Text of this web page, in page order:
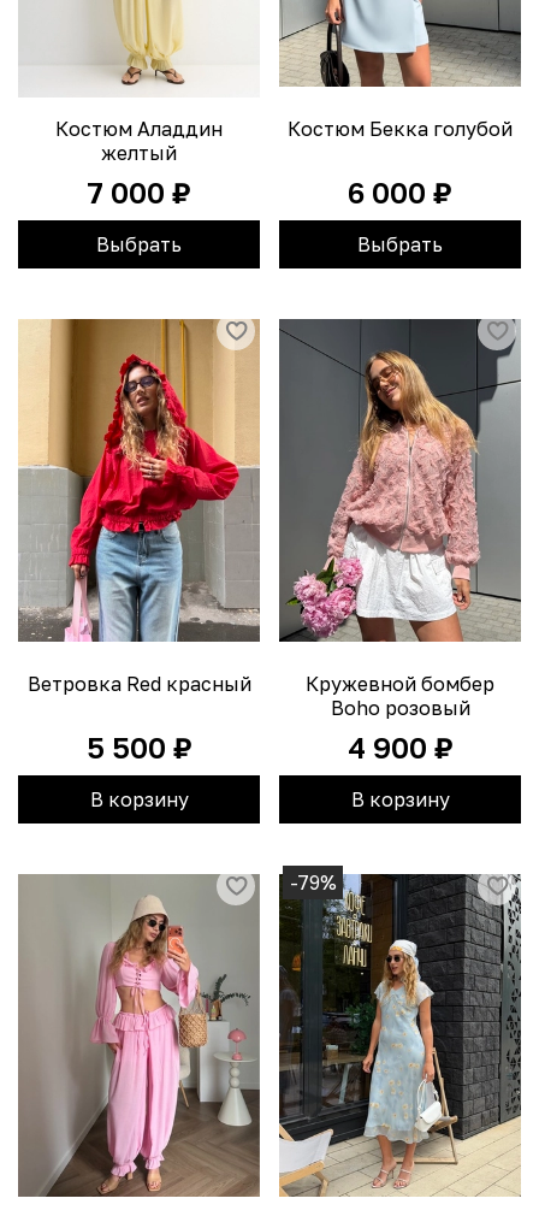
Костюм Аладдин
желтый
7 000 ₽
Выбрать
Костюм Бекка голубой
6 000 ₽
Выбрать
Ветровка Red красный
5 500 ₽
В корзину
Кружевной бомбер
Boho розовый
4 900 ₽
В корзину
-79%